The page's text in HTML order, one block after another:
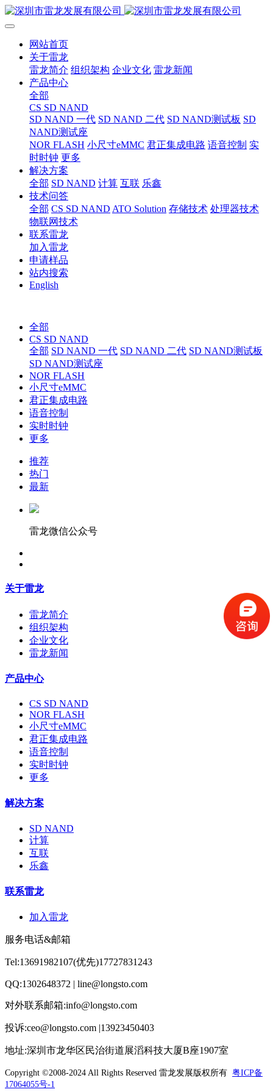
网站首页
关于雷龙
雷龙简介 组织架构 企业文化 雷龙新闻
产品中心
全部
CS SD NAND
SD NAND 一代 SD NAND 二代 SD NAND测试板 SD
NAND测试座
NOR FLASH 小尺寸eMMC 君正集成电路 语音控制 实
时时钟 更多
解决方案
全部 SD NAND 计算 互联 乐鑫
技术问答
全部 CS SD NAND ATO Solution 存储技术 处理器技术
物联网技术
联系雷龙
加入雷龙
申请样品
站内搜索
English
全部
CS SD NAND
全部 SD NAND 一代 SD NAND 二代 SD NAND测试板
SD NAND测试座
NOR FLASH
小尺寸eMMC
君正集成电路
语音控制
实时时钟
更多
推荐
热门
最新
雷龙微信公众号
关于雷龙
雷龙简介
组织架构
企业文化
雷龙新闻
产品中心
CS SD NAND
NOR FLASH
小尺寸eMMC
君正集成电路
语音控制
实时时钟
更多
解决方案
SD NAND
计算
互联
乐鑫
联系雷龙
加入雷龙
服务电话&邮箱
Tel:13691982107(优先)17727831243
QQ:1302648372 | line@longsto.com
对外联系邮箱:info@longsto.com
投诉:ceo@longsto.com |13923450403
地址:深圳市龙华区民治街道展滔科技大厦B座1907室
Copyright ©2008-2024 All Rights Reserved 雷龙发展版权所有 粤ICP备
17064055号-1